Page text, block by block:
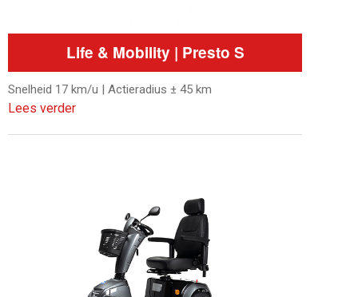
Life & Mobility | Presto S
Snelheid 17 km/u | Actieradius ± 45 km
Lees verder